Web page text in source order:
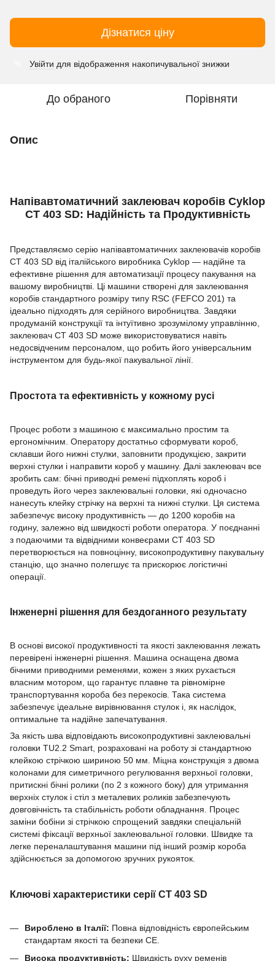
Дізнатися ціну
Увійти для відображення накопичувальної знижки
До обраного Порівняти
Опис
Напівавтоматичний заклеювач коробів Cyklop
CT 403 SD: Надійність та Продуктивність
Представляємо серію напівавтоматичних заклеювачів коробів
CT 403 SD від італійського виробника Cyklop — надійне та
ефективне рішення для автоматизації процесу пакування на
вашому виробництві. Ці машини створені для заклеювання
коробів стандартного розміру типу RSC (FEFCO 201) та
ідеально підходять для серійного виробництва. Завдяки
продуманій конструкції та інтуїтивно зрозумілому управлінню,
заклеювач CT 403 SD може використовуватися навіть
недосвідченим персоналом, що робить його універсальним
інструментом для будь-якої пакувальної лінії.
Простота та ефективність у кожному русі
Процес роботи з машиною є максимально простим та
ергономічним. Оператору достатньо сформувати короб,
склавши його нижні стулки, заповнити продукцією, закрити
верхні стулки і направити короб у машину. Далі заклеювач все
зробить сам: бічні приводні ремені підхоплять короб і
проведуть його через заклеювальні головки, які одночасно
нанесуть клейку стрічку на верхні та нижні стулки. Ця система
забезпечує високу продуктивність — до 1200 коробів на
годину, залежно від швидкості роботи оператора. У поєднанні
з подаючими та відвідними конвеєрами CT 403 SD
перетворюється на повноцінну, високопродуктивну пакувальну
станцію, що значно полегшує та прискорює логістичні
операції.
Інженерні рішення для бездоганного результату
В основі високої продуктивності та якості заклеювання лежать
перевірені інженерні рішення. Машина оснащена двома
бічними приводними ременями, кожен з яких рухається
власним мотором, що гарантує плавне та рівномірне
транспортування короба без перекосів. Така система
забезпечує ідеальне вирівнювання стулок і, як наслідок,
оптимальне та надійне запечатування.
За якість шва відповідають високопродуктивні заклеювальні
головки TU2.2 Smart, розраховані на роботу зі стандартною
клейкою стрічкою шириною 50 мм. Міцна конструкція з двома
колонами для симетричного регулювання верхньої головки,
притискні бічні ролики (по 2 з кожного боку) для утримання
верхніх стулок і стіл з металевих роликів забезпечують
довговічність та стабільність роботи обладнання. Процес
заміни бобіни зі стрічкою спрощений завдяки спеціальній
системі фіксації верхньої заклеювальної головки. Швидке та
легке переналаштування машини під інший розмір короба
здійснюється за допомогою зручних рукояток.
Ключові характеристики серії CT 403 SD
Вироблено в Італії: Повна відповідність європейським
стандартам якості та безпеки CE.
Висока продуктивність: Швидкість руху ременів